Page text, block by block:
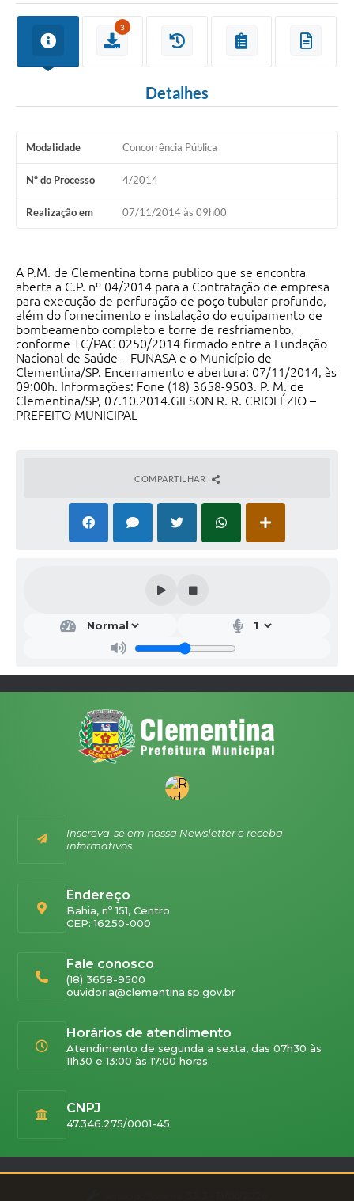
3
Detalhes
Modalidade Concorrência Pública
Nº do Processo 4/2014
Realização em 07/11/2014 às 09h00
A P.M. de Clementina torna publico que se encontra
aberta a C.P. nº 04/2014 para a Contratação de empresa
para execução de perfuração de poço tubular profundo,
além do fornecimento e instalação do equipamento de
bombeamento completo e torre de resfriamento,
conforme TC/PAC 0250/2014 firmado entre a Fundação
Nacional de Saúde – FUNASA e o Município de
Clementina/SP. Encerramento e abertura: 07/11/2014, às
09:00h. Informações: Fone (18) 3658-9503. P. M. de
Clementina/SP, 07.10.2014.GILSON R. R. CRIOLÉZIO –
PREFEITO MUNICIPAL
COMPARTILHAR
Inscreva-se em nossa Newsletter e receba
informativos
Endereço
Bahia, nº 151, Centro
CEP: 16250-000
Fale conosco
(18) 3658-9500
ouvidoria@clementina.sp.gov.br
Horários de atendimento
Atendimento de segunda a sexta, das 07h30 às
11h30 e 13:00 às 17:00 horas.
CNPJ
47.346.275/0001-45